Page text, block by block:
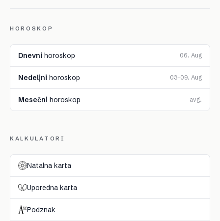
HOROSKOP
Dnevni horoskop 06. Aug
Nedeljni horoskop 03–09. Aug
Mesečni horoskop avg.
KALKULATORI
Natalna karta
Uporedna karta
Podznak